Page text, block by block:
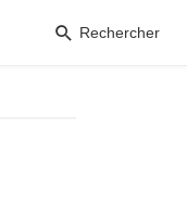
Rechercher